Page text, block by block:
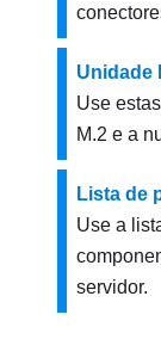
Unidade
Use
M.2 e a
Lista de
Use a
servidor.